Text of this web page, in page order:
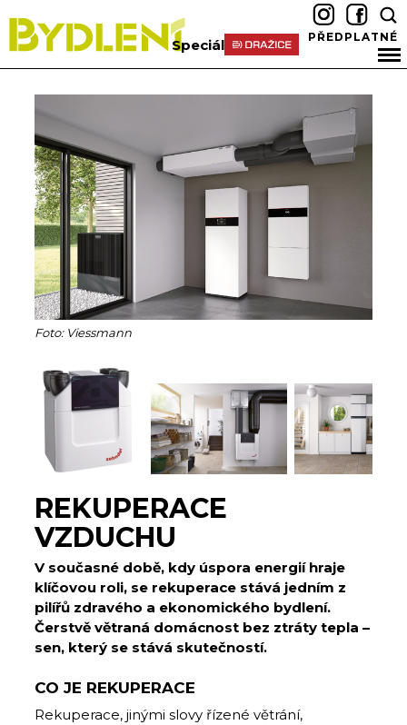
Speciál PŘEDPLATNÉ
Foto: Viessmann
REKUPERACE
VZDUCHU
V současné době, kdy úspora energií hraje
klíčovou roli, se rekuperace stává jedním z
pilířů zdravého a ekonomického bydlení.
Čerstvě větraná domácnost bez ztráty tepla –
sen, který se stává skutečností.
CO JE REKUPERACE
Rekuperace, jinými slovy řízené větrání,